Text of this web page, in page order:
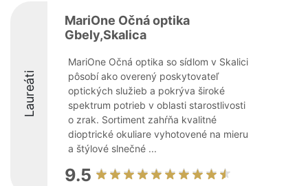
Laureáti
MariOne Očná optika
Gbely,Skalica
MariOne Očná optika so sídlom v Skalici
pôsobí ako overený poskytovateľ
optických služieb a pokrýva široké
spektrum potrieb v oblasti starostlivosti
o zrak. Sortiment zahŕňa kvalitné
dioptrické okuliare vyhotovené na mieru
a štýlové slnečné ...
9.5